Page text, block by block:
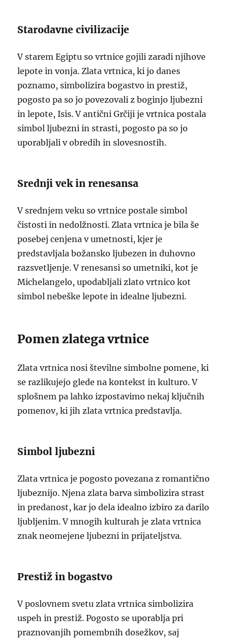
Starodavne civilizacije
V starem Egiptu so vrtnice gojili zaradi njihove
lepote in vonja. Zlata vrtnica, ki jo danes
poznamo, simbolizira bogastvo in prestiž,
pogosto pa so jo povezovali z boginjo ljubezni
in lepote, Isis. V antični Grčiji je vrtnica postala
simbol ljubezni in strasti, pogosto pa so jo
uporabljali v obredih in slovesnostih.
Srednji vek in renesansa
V srednjem veku so vrtnice postale simbol
čistosti in nedolžnosti. Zlata vrtnica je bila še
posebej cenjena v umetnosti, kjer je
predstavljala božansko ljubezen in duhovno
razsvetljenje. V renesansi so umetniki, kot je
Michelangelo, upodabljali zlato vrtnico kot
simbol nebeške lepote in idealne ljubezni.
Pomen zlatega vrtnice
Zlata vrtnica nosi številne simbolne pomene, ki
se razlikujejo glede na kontekst in kulturo. V
splošnem pa lahko izpostavimo nekaj ključnih
pomenov, ki jih zlata vrtnica predstavlja.
Simbol ljubezni
Zlata vrtnica je pogosto povezana z romantično
ljubeznijo. Njena zlata barva simbolizira strast
in predanost, kar jo dela idealno izbiro za darilo
ljubljenim. V mnogih kulturah je zlata vrtnica
znak neomejene ljubezni in prijateljstva.
Prestiž in bogastvo
V poslovnem svetu zlata vrtnica simbolizira
uspeh in prestiž. Pogosto se uporablja pri
praznovanjih pomembnih dosežkov, saj